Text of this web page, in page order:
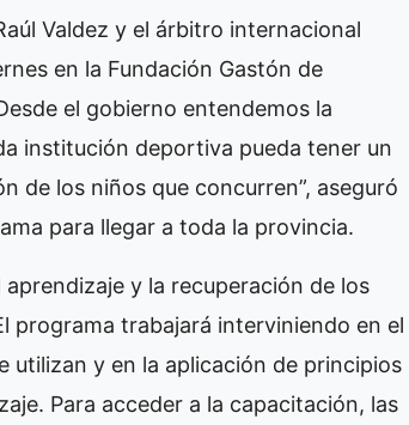
Valdez y el árbitro internacional
en la Fundación Gastón de
el gobierno entendemos la
institución deportiva pueda tener un
de los niños que concurren”, aseguró
para llegar a toda la provincia.
y la recuperación de los
programa trabajará interviniendo en el
utilizan y en la aplicación de principios
Para acceder a la capacitación, las